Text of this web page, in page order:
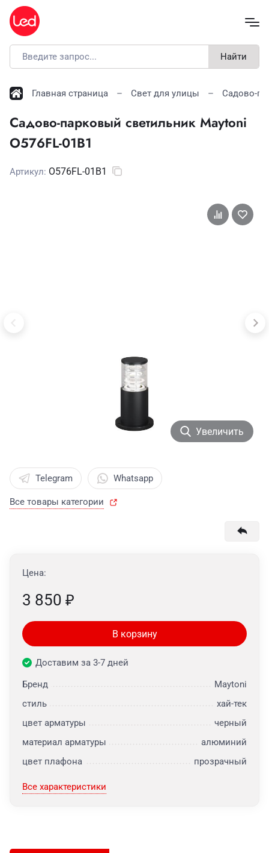
Найти
Главная страница Свет для улицы Садово-
Садово-парковый светильник Maytoni
O576FL-01B1
Артикул: O576FL-01B1
Увеличить
Telegram Whatsapp
Все товары категории
Цена:
3 850 ₽
В корзину
Доставим за 3-7 дней
Бренд
Maytoni
стиль
хай-тек
цвет арматуры
черный
материал арматуры
алюминий
цвет плафона
прозрачный
Все характеристики